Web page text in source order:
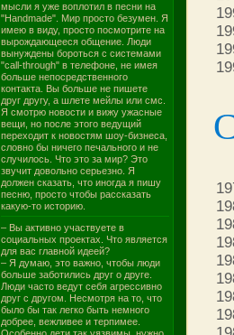
мысли я уже воплотил в песни на
"Handmade". Мир просто безумен. Я
имею в виду, просто посмотрите на
вырождающееся общение. Люди
вынуждены бороться с системами
"call-through" в телефоне, не имея
больше непосредственного
контакта. Вы больше не пишете
друг другу, а шлете мейлы или смс.
Я смотрю новости и вижу ужасные
вещи, но после этого ведущий
переходит к новостям шоу-бизнеса,
словно бы ничего печального и не
случилось. Что это за мир? Это
звучит довольно серьезно. Я
должен сказать, что иногда я пишу
песню, просто чтобы рассказать
какую-то историю.
– Вы активно участвуете в
социальных проектах. Что является
для вас главной идеей?
– Я думаю, это важно, чтобы люди
больше заботились друг о друге.
Люди часто ведут себя агрессивно
друг с другом. Несмотря на то, что
было бы так легко быть немного
добрее, вежливее и терпимее.